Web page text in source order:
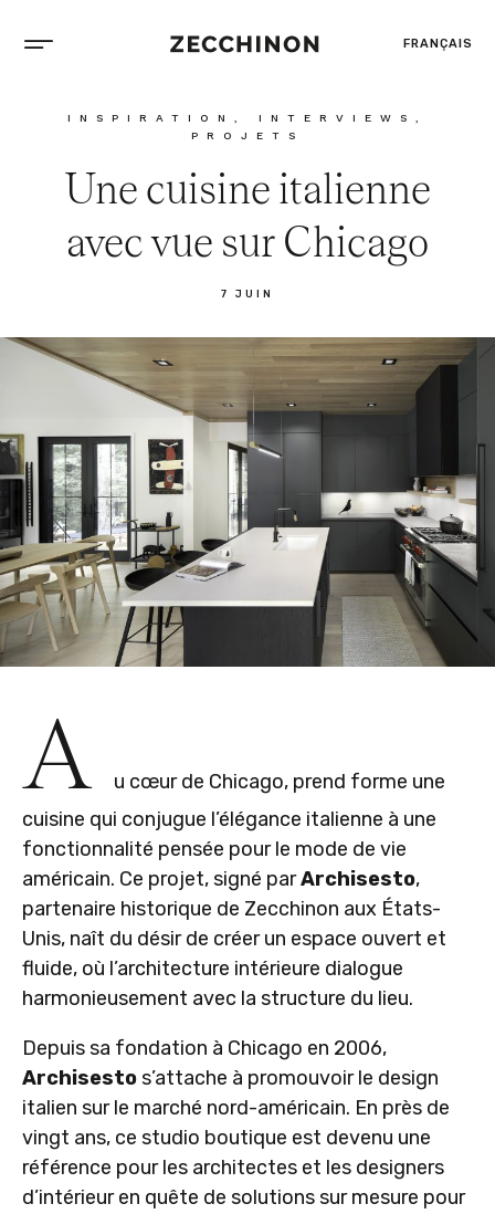
FRANÇAIS
INSPIRATION INTERVIEWS
PROJETS
Une cuisine italienne
avec vue sur Chicago
7 JUIN
A
u cœur de Chicago, prend forme une
cuisine qui conjugue l’élégance italienne à une
fonctionnalité pensée pour le mode de vie
américain. Ce projet, signé parArchisesto,
partenaire historique de Zecchinon aux États-
Unis, naît du désir de créer un espace ouvert et
fluide, où l’architecture intérieure dialogue
harmonieusement avec la structure du lieu.
Depuis sa fondation à Chicago en 2006,
Archisestos’attache à promouvoir le design
italien sur le marché nord-américain. En près de
vingt ans, ce studio boutique est devenu une
référence pour les architectes et les designers
d’intérieur en quête de solutions sur mesure pour